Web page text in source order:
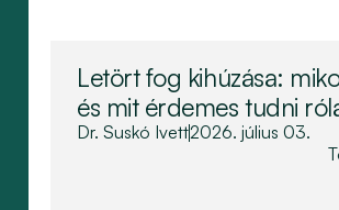
Letört fog kihúzása:
és mit érdemes tudni
Dr. Suskó Ivett2026. július 03.